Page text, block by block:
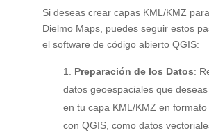
Si deseas crear capas KML/KMZ
Dielmo Maps, puedes seguir estos
el software de código abierto QGIS:
Preparación de los Datos:
datos geoespaciales que
en tu capa KML/KMZ en
con QGIS, como datos